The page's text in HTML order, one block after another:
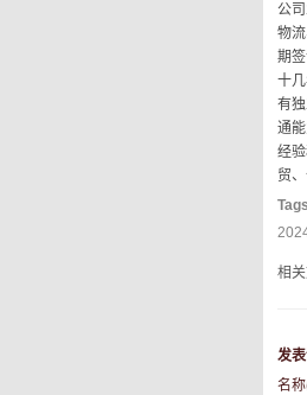
公
物
期
十
有
通
经
贸
相
发
名